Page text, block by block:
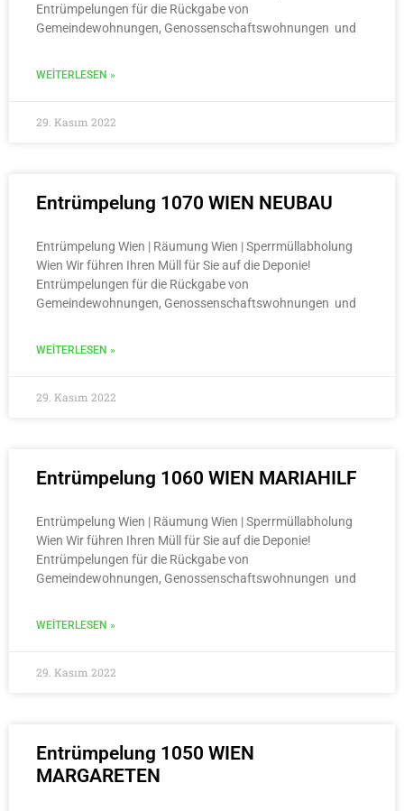
Entrümpelungen für die Rückgabe von
Gemeindewohnungen, Genossenschaftswohnungen und
WEITERLESEN »
29. Kasım 2022
Entrümpelung 1070 WIEN NEUBAU
Entrümpelung Wien | Räumung Wien | Sperrmüllabholung
Wien Wir führen Ihren Müll für Sie auf die Deponie!
Entrümpelungen für die Rückgabe von
Gemeindewohnungen, Genossenschaftswohnungen und
WEITERLESEN »
29. Kasım 2022
Entrümpelung 1060 WIEN MARIAHILF
Entrümpelung Wien | Räumung Wien | Sperrmüllabholung
Wien Wir führen Ihren Müll für Sie auf die Deponie!
Entrümpelungen für die Rückgabe von
Gemeindewohnungen, Genossenschaftswohnungen und
WEITERLESEN »
29. Kasım 2022
Entrümpelung 1050 WIEN
MARGARETEN